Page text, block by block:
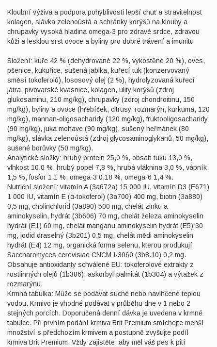
Kloubní výživa a podpora pohyblivosti lepší chuť a stravitelnost
kolagen, slávka zelenoústá a schránky korýšů na klouby a
chrupavky vysoká hladina omega-3 pro zdravé srdce, zdravou
kůži a lesklou srst ovoce a byliny pro dobré trávení a imunitu
Složení: kuře 42 % (dehydrované 22 %, vykostěné 20 %), oves,
pšenice, kukuřice, sušená jablka, kuřecí tuk (konzervovaný
směsí tokoferolů), lososový olej (2 %), hydrolyzovaná kuřecí
játra, pivovarské kvasnice, kolagen, ulity korýšů (zdroj
glukosaminu, 210 mg/kg), chrupavky (zdroj chondroitinu, 150
mg/kg), byliny a ovoce (hřebíček, citrusy, rozmarýn, kurkuma, 120
mg/kg), mannan-oligosacharidy (120 mg/kg), fruktooligosacharidy
(90 mg/kg), juka mohave (90 mg/kg), sušený heřmánek (80
mg/kg), slávka zelenoústá (zdroj glycosaminoglykanů, 50 mg/kg),
sušené borůvky (50 mg/kg).
Analytické složky: hrubý protein 25,0 %, obsah tuku 13,0 %,
vlhkost 10,0 %, hrubý popel 7,8 %, hrubá vláknina 3,0 %, vápník
1,5 %, fosfor 1,1 %, omega-3 0,18 %, omega-6 1,4 %.
Nutriční složení: vitamín A (3a672a) 15 000 IU, vitamín D3 (E671)
1 000 IU, vitamín E (α-tokoferol) (3a700) 400 mg, biotin (3a880)
0,5 mg, cholinchlorid (3a890) 500 mg, chelát zinku a
aminokyselin, hydrát (3b606) 70 mg, chelát železa aminokyselin
hydrát (E1) 60 mg, chelát manganu aminokyselin hydrát (E5) 30
mg, jodid draselný (3b201) 0,5 mg, chelát mědi aminokyselin
hydrát (E4) 12 mg, organická forma selenu, kterou produkují
Saccharomyces cerevisiae CNCM I-3060 (3b8.10) 0,2 mg.
Obsahuje antioxidanty schválené EU: tokoferolové extrakty z
rostlinných olejů (1b306), askorbyl-palmitát (1b304) a výtažek z
rozmarýnu.
Krmná tabulka: Může se podávat suché nebo navlhčené teplou
vodou. Krmivo je vhodné podávat v průběhu dne v 1 nebo 2
stejných porcích. Doporučená denní dávka je uvedena v krmné
tabulce. Při prvním podání krmiva Brit Premium smíchejte menší
množství s předchozím krmivem a postupně zvyšujte podíl
krmiva Brit Premium. Vždy zajistěte, aby měl váš pes k pití